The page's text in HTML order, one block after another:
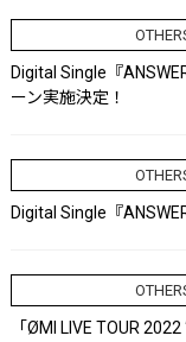
Digital Single『
ーン実施決定！
Digital Single『
「ØMI LIVE TOUR